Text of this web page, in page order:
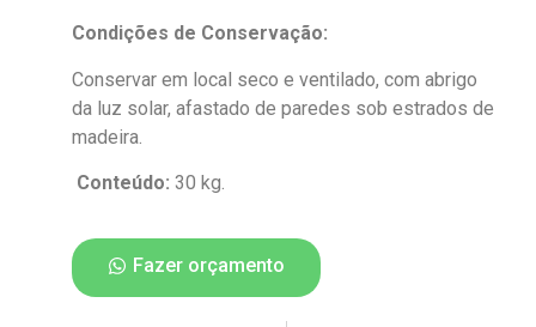
Condições de Conservação:
Conservar em local seco e ventilado, com abrigo
da luz solar, afastado de paredes sob estrados de
madeira.
Conteúdo: 30 kg.
Fazer orçamento